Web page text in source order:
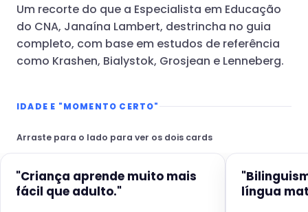
Um recorte do que a Especialista em Educação
do CNA, Janaína Lambert, destrincha no guia
completo, com base em estudos de referência
como Krashen, Bialystok, Grosjean e Lenneberg.
IDADE E "MOMENTO CERTO"
Arraste para o lado para ver os dois cards
"Criança aprende muito mais
fácil que adulto."
língua